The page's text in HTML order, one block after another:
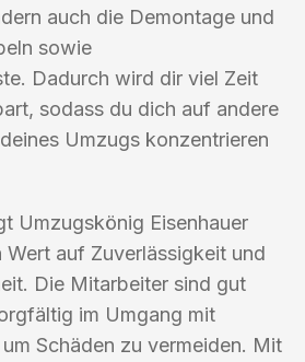
auch die Demontage und
sowie
Dadurch wird dir viel Zeit
sodass du dich auf andere
Umzugs konzentrieren
Umzugskönig Eisenhauer
auf Zuverlässigkeit und
Die Mitarbeiter sind gut
im Umgang mit
Schäden zu vermeiden. Mit